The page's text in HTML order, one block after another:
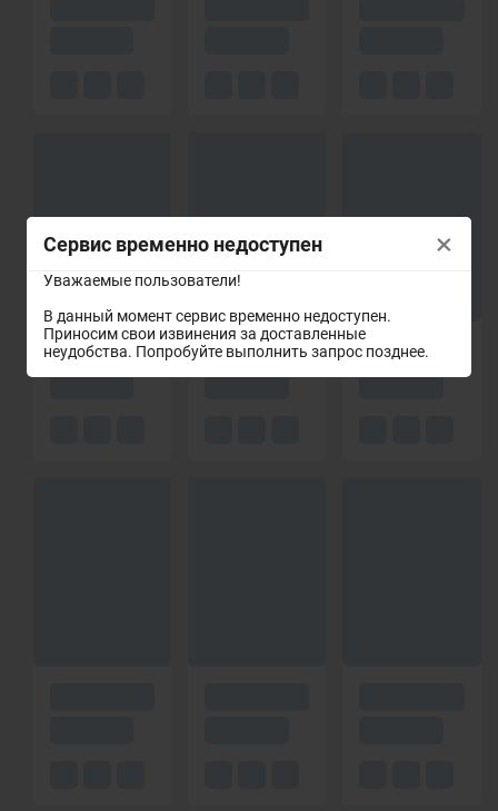
Сервис временно недоступен
Уважаемые пользователи!
В данный момент сервис временно недоступен.
Приносим свои извинения за доставленные
неудобства. Попробуйте выполнить запрос позднее.
×